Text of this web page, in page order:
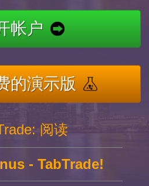
帐户
的演示版
阅读
- TabTrade!